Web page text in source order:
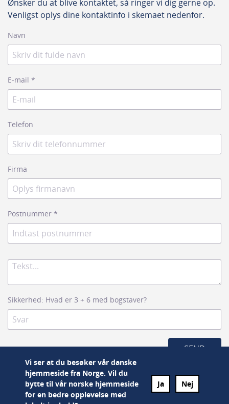
Ønsker du at blive kontaktet, så ringer vi dig gerne op.
Venligst oplys dine kontaktinfo i skemaet nedenfor.
Navn
E-mail *
Telefon
Firma
Postnummer *
Sikkerhed: Hvad er 3 + 6 med bogstaver?
Vi ser at du besøker vår danske
hjemmeside fra Norge. Vil du
bytte til vår norske hjemmeside
for en bedre opplevelse med
Ja Nej